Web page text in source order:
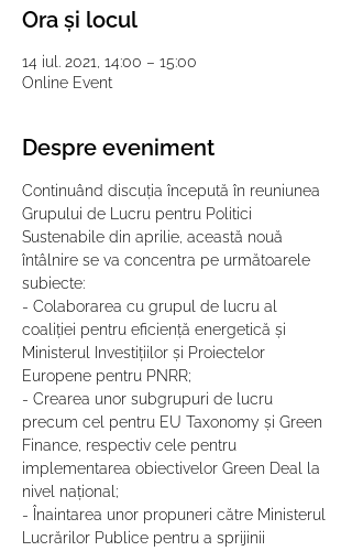
Ora și locul
14 iul. 2021, 14:00 – 15:00
Online Event
Despre eveniment
Continuând discuția începută în reuniunea
Grupului de Lucru pentru Politici
Sustenabile din aprilie, această nouă
întâlnire se va concentra pe următoarele
subiecte:
- Colaborarea cu grupul de lucru al
coaliției pentru eficiență energetică și
Ministerul Investițiilor și Proiectelor
Europene pentru PNRR;
- Crearea unor subgrupuri de lucru
precum cel pentru EU Taxonomy și Green
Finance, respectiv cele pentru
implementarea obiectivelor Green Deal la
nivel național;
- Înaintarea unor propuneri către Ministerul
Lucrărilor Publice pentru a sprijinii